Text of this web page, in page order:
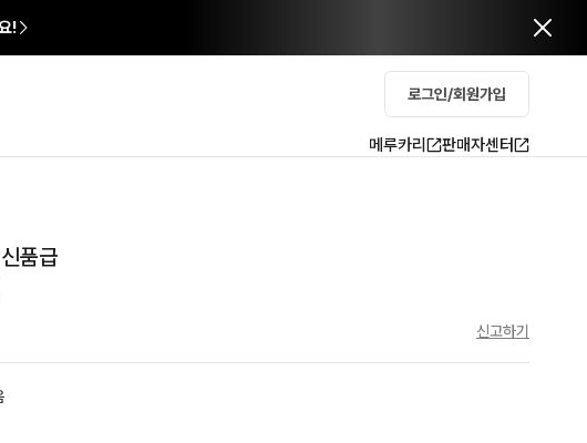
!
로그인/회원가입
메루카리 판매자센터
품급
신고하기